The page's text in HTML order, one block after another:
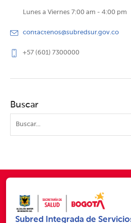
Lunes a Viernes 7:00 am - 4:00 pm
contactenos@subredsur.gov.co
+57 (601) 7300000
Buscar
Subred Integrada de